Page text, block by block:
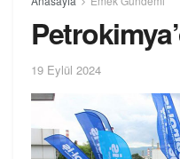
19 Eylül 2024